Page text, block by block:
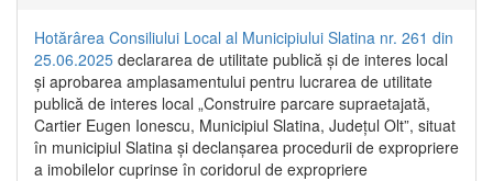
Hotărârea Consiliului Local al Municipiului Slatina nr. 261 din
25.06.2025 declararea de utilitate publică și de interes local
și aprobarea amplasamentului pentru lucrarea de utilitate
publică de interes local „Construire parcare supraetajată,
Cartier Eugen Ionescu, Municipiul Slatina, Județul Olt”, situat
în municipiul Slatina și declanșarea procedurii de expropriere
a imobilelor cuprinse în coridorul de expropriere